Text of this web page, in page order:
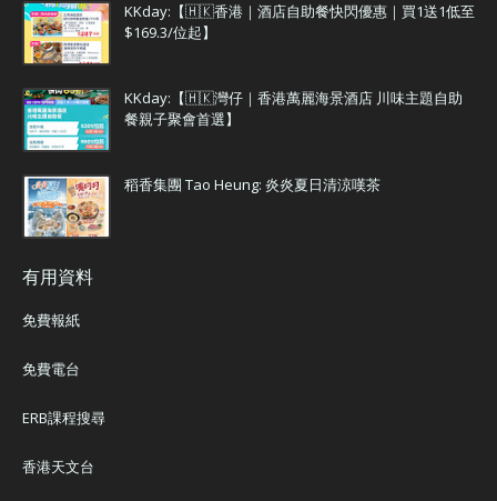
KKday:【🇭🇰香港｜酒店自助餐快閃優惠｜買1送1低至
$169.3/位起】
KKday:【🇭🇰灣仔｜香港萬麗海景酒店 川味主題自助
餐親子聚會首選】
稻香集團 Tao Heung: 炎炎夏日清涼嘆茶
有用資料
免費報紙
免費電台
ERB課程搜尋
香港天文台